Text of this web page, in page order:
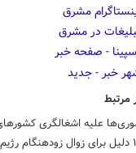
مرتبط
علیه اشغالگری